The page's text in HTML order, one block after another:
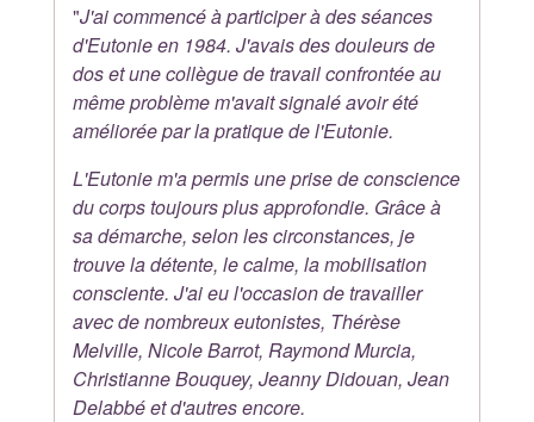
"J'ai commencé à participer à des séances
d'Eutonie en 1984. J'avais des douleurs de
dos et une collègue de travail confrontée au
même problème m'avait signalé avoir été
améliorée par la pratique de l'Eutonie.
L'Eutonie m'a permis une prise de conscience
du corps toujours plus approfondie. Grâce à
sa démarche, selon les circonstances, je
trouve la détente, le calme, la mobilisation
consciente. J'ai eu l'occasion de travailler
avec de nombreux eutonistes, Thérèse
Melville, Nicole Barrot, Raymond Murcia,
Christianne Bouquey, Jeanny Didouan, Jean
Delabbé et d'autres encore.